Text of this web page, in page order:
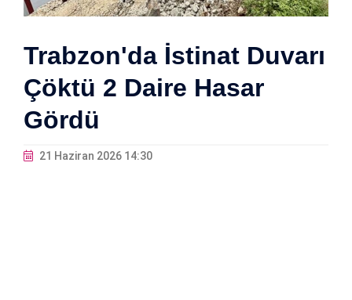
Trabzon'da İstinat Duvarı
Çöktü 2 Daire Hasar
Gördü
21 Haziran 2026 14:30